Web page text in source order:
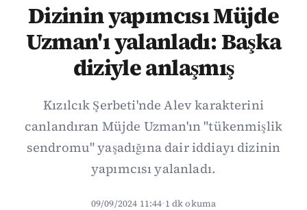
Dizinin yapımcısı Müjde
Uzman'ı yalanladı: Başka
diziyle anlaşmış
Kızılcık Şerbeti'nde Alev karakterini
canlandıran Müjde Uzman'ın "tükenmişlik
sendromu" yaşadığına dair iddiayı dizinin
yapımcısı yalanladı.
09/09/2024 11:44·1 dk okuma